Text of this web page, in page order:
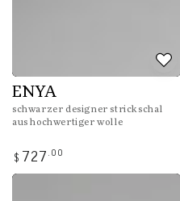
ENYA
schwarzer designer strickschal
aus hochwertiger wolle
Regulärer
$ 727 .00